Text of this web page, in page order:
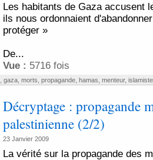
Les habitants de Gaza accusent
ils nous ordonnaient
protéger »
De...
Vue : 5716 fois
gaza, morts propagande, hamas menteur,
Décryptage : propagande
palestinienne (2/2)
23 Janvier 2009
La vérité sur la propagande des